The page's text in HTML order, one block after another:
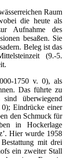
Raum
die heute als
Aufnahme des
besaßen. Sie
Beleg ist das
(9.-5.
1750 v. 0), als
Das führte zu
überwiegend
0); Eindrücke einer
den Schmuck für
in Hockerlage
Hier wurde 1958
mit drei
ein zweiter Stall